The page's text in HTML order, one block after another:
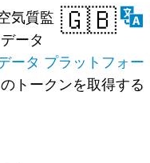
🇬🇧
気質監
ータ
ータ プラットフォー
トークンを取得する